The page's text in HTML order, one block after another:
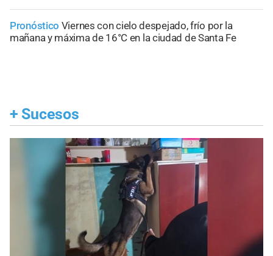
Pronóstico Viernes con cielo despejado, frío por la
mañana y máxima de 16°C en la ciudad de Santa Fe
+ Sucesos